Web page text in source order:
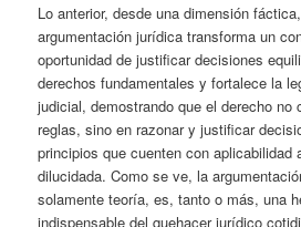
Lo anterior, desde una dimensión
argumentación jurídica transforma un
oportunidad de justificar decisiones
derechos fundamentales y fortalece la
judicial, demostrando que el derecho no
reglas, sino en razonar y justificar
principios que cuenten con aplicabilidad
dilucidada. Como se ve, la
solamente teoría, es, tanto o más, una
indispensable del quehacer jurídico